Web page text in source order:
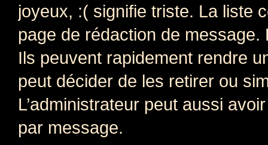
joyeux, :( signifie triste. La liste
page de rédaction de
Ils peuvent rapidement rendre
peut décider de les retirer ou
L’administrateur peut aussi
par message.